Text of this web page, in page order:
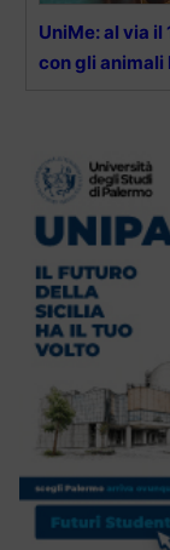
UniMe: al via
con gli animali